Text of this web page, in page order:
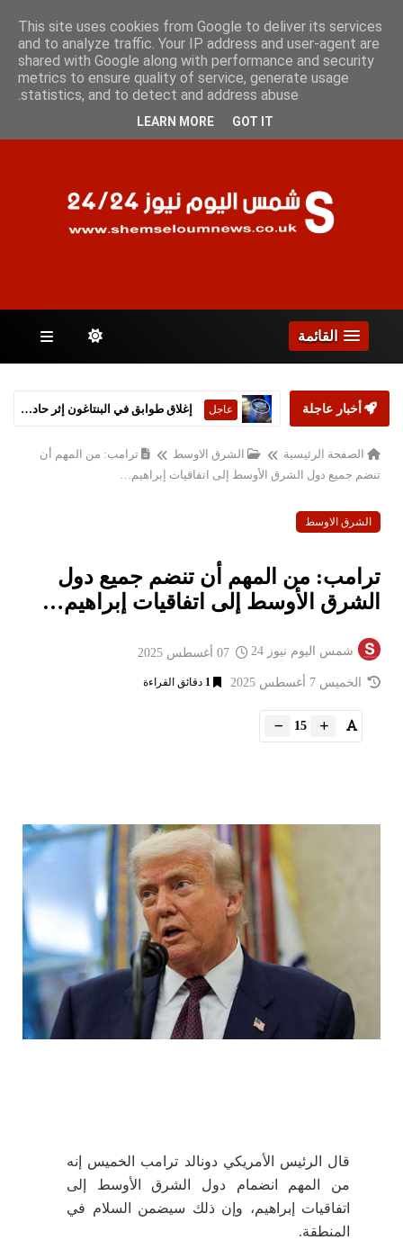
الخميس 6 أغسطس 2026
الصفحات
القائمة
أخبار عاجلة عاجل إغلاق طوابق في البنتاغون إثر حادثة 'مواد خطرة'
الصفحة الرئيسية الشرق الاوسط
ترامب: من المهم أن
تنضم جميع دول الشرق الأوسط إلى اتفاقيات إبراهيم…
الشرق الاوسط
ترامب: من المهم أن تنضم جميع دول
الشرق الأوسط إلى اتفاقيات إبراهيم…
شمس اليوم نيوز 24
الخميس 7 أغسطس 2025 1 دقائق القراءة
15
قال الرئيس الأمريكي دونالد ترامب الخميس إنه
من المهم انضمام دول الشرق الأوسط إلى
اتفاقيات إبراهيم، وإن ذلك سيضمن السلام في
المنطقة.
This site uses cookies from Google to deliver its services
and to analyze traffic. Your IP address and user-agent are
shared with Google along with performance and security
metrics to ensure quality of service, generate usage
statistics, and to detect and address abuse.
LEARN MORE GOT IT